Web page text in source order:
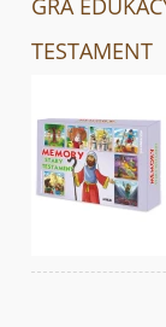
GRA
TESTAMENT